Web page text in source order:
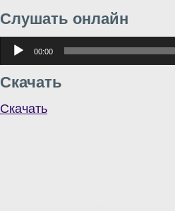
Слушать онлайн
Аудиоплеер
00:00
Скачать
Скачать